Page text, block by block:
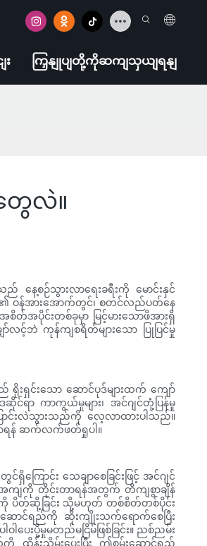
း ကြှနျုပျတို့ကိုဆကျသှယျရနျ
ေလဲ။
နေ့စဉ်သွားလာရေးခရီးကို မောင်းနှင်
င်၏ ဝန်အားအောက်တွင်၊ စတင်လည်ပတ်နေ
င်းတစ်ခုမှာ မြင့်မားသောဖိအားရှိ
င့်ဘဲ ကုန်ကျစရိတ်များသော ပြုပြင်မှု
းရှင်းသော ဆောင်ပုဒ်များထက် ကျော်
ရာ ကာကွယ်မှုများ၊ အင်ဂျင်တုံ့ပြန်မှု
ောင်းလဲသွားသည်ကို လေ့လာထားပါသည်။
ရန် ဆက်လက်ဖတ်ရှုပါ။
ောင်း သေချာစေခြင်းဖြင့် အင်ဂျင်
ကျကို တိုင်းတာရန်အတွက် တိကျစွာချိန်
းကို ပိတ်ဆို့ခြင်း သို့မဟုတ် တစ်စိတ်တစ်ပိုင်း
ဆောင်ရည်ကို ဆိုးကျိုးသက်ရောက်စေပြီး
ဝါပေးပို့မှုမတည်မငြိမ်ဖြစ်ခြင်း။ ညစ်ညမ်း
ကို ထိန်းသိမ်းပေးပြီး ဤစွမ်းဆောင်ရည်